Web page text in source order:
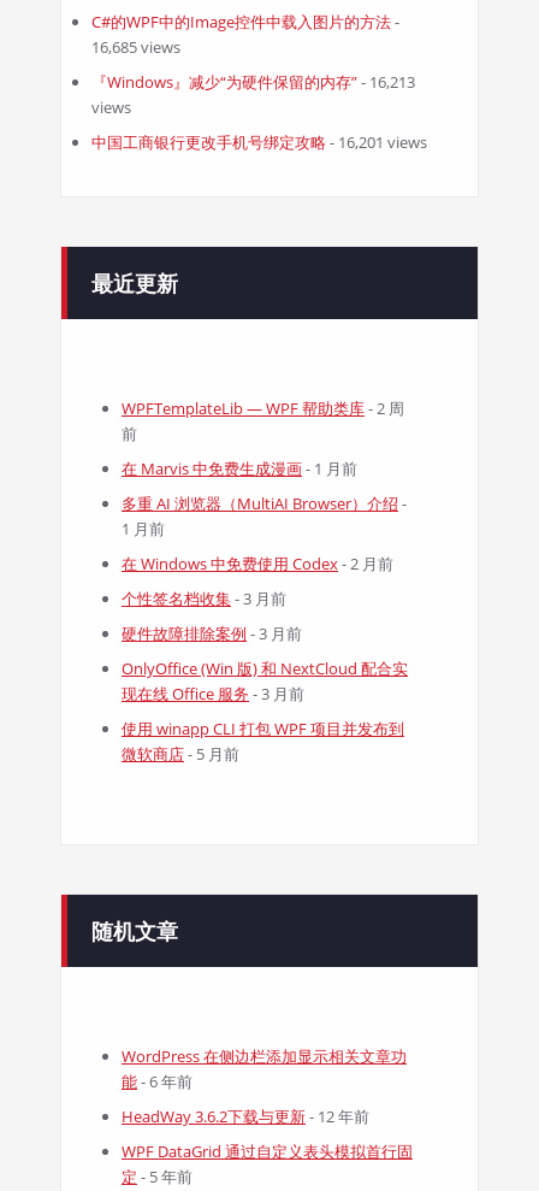
C#的WPF中的Image控件中载入图片的方法-
16,685 views
『Windows』减少“为硬件保留的内存”- 16,213
views
中国工商银行更改手机号绑定攻略 - 16,201 views
最近更新
WPFTemplateLib — WPF 帮助类库- 2 周
前
在 Marvis 中免费生成漫画- 1 月前
多重 AI 浏览器（MultiAI Browser）介绍 -
1 月前
在 Windows 中免费使用 Codex- 2 月前
个性签名档收集- 3 月前
硬件故障排除案例 - 3 月前
OnlyOffice (Win 版) 和 NextCloud 配合实
现在线 Office 服务 - 3 月前
使用 winapp CLI 打包 WPF 项目并发布到
微软商店- 5 月前
随机文章
WordPress 在侧边栏添加显示相关文章功
能- 6 年前
HeadWay 3.6.2下载与更新- 12 年前
WPF DataGrid 通过自定义表头模拟首行固
定 - 5 年前